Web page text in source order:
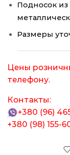
Подносок
Размеры
Цены
телефону.
Контакты:
+380 (96)
+380 (98) 155-